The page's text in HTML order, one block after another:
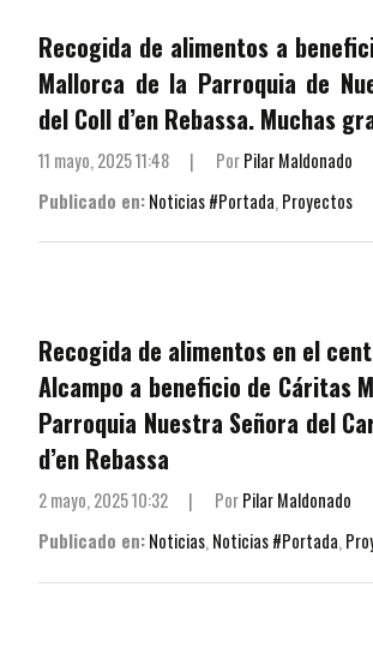
Recogida de alimentos a
Mallorca de la Parroquia de
del Coll d’en Rebassa. Muchas
11 mayo, 2025 11:48 | PorPilar Maldonado
Publicado en:Noticias #Portada,Proyectos
Recogida de alimentos en el
Alcampo a beneficio de Cáritas
Parroquia Nuestra Señora del
d’en Rebassa
2 mayo, 2025 10:32 | PorPilar Maldonado
Publicado en:Noticias,Noticias #Portada,